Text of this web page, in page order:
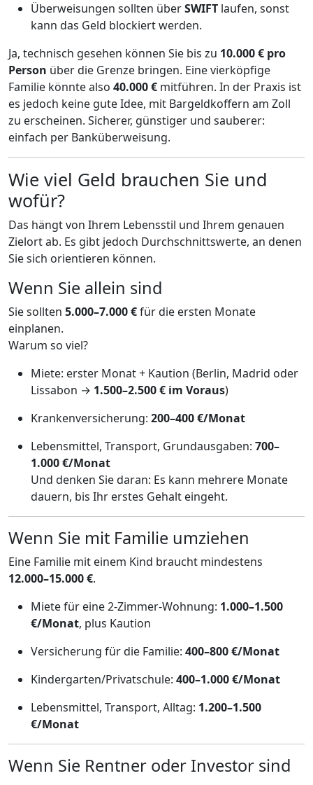
Überweisungen sollten überSWIFT laufen, sonst
kann das Geld blockiert werden.
Ja, technisch gesehen können Sie bis zu 10.000 € pro
Person über die Grenze bringen. Eine vierköpfige
Familie könnte also 40.000 € mitführen. In der Praxis ist
es jedoch keine gute Idee, mit Bargeldkoffern am Zoll
zu erscheinen. Sicherer, günstiger und sauberer:
einfach per Banküberweisung.
Wie viel Geld brauchen Sie und
wofür?
Das hängt von Ihrem Lebensstil und Ihrem genauen
Zielort ab. Es gibt jedoch Durchschnittswerte, an denen
Sie sich orientieren können.
Wenn Sie allein sind
Sie sollten 5.000–7.000 €für die ersten Monate
einplanen.
Warum so viel?
Miete: erster Monat + Kaution (Berlin, Madrid oder
Lissabon → 1.500–2.500 € im Voraus)
Krankenversicherung: 200–400 €/Monat
Lebensmittel, Transport, Grundausgaben: 700–
1.000 €/Monat
Und denken Sie daran: Es kann mehrere Monate
dauern, bis Ihr erstes Gehalt eingeht.
Wenn Sie mit Familie umziehen
Eine Familie mit einem Kind braucht mindestens
12.000–15.000 €.
Miete für eine 2-Zimmer-Wohnung: 1.000–1.500
€/Monat, plus Kaution
Versicherung für die Familie: 400–800 €/Monat
Kindergarten/Privatschule: 400–1.000 €/Monat
Lebensmittel, Transport, Alltag: 1.200–1.500
€/Monat
Wenn Sie Rentner oder Investor sind